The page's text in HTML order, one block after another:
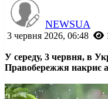
NEWSUA
3 червня 2026, 06:48
У середу, 3 червня, в
Правобережжя накриє